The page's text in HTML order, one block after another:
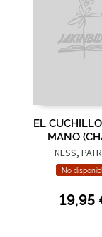
EL
MANO
NESS,
No
19,95